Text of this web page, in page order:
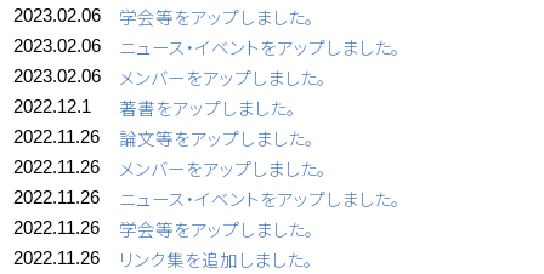
2023.02.06 学会等をアップしました。
2023.02.06 ニュース・イベントをアップしました。
2023.02.06 メンバーをアップしました。
2022.12.1 著書をアップしました。
2022.11.26 論文等をアップしました。
2022.11.26 メンバーをアップしました。
2022.11.26 ニュース・イベントをアップしました。
2022.11.26 学会等をアップしました。
2022.11.26 リンク集を追加しました。